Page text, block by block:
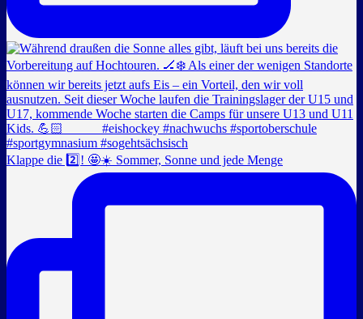
Klappe die 2️⃣! 🤩☀️ Sommer, Sonne und jede Menge